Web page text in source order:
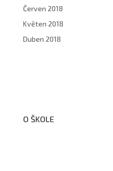
Červen 2018
Květen 2018
Duben 2018
O ŠKOLE